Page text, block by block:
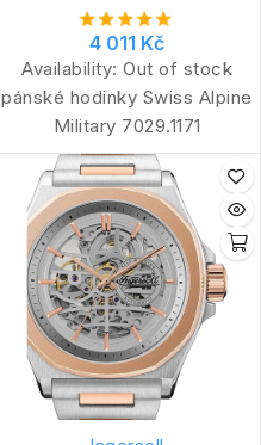
4 011 Kč
Availability: Out of stock
pánské hodinky Swiss Alpine
Military 7029.1171